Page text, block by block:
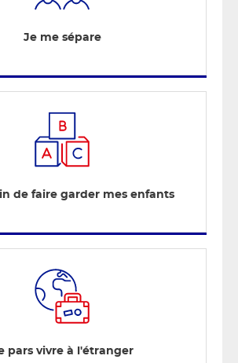
Je me sépare
de faire garder mes enfants
pars vivre à l'étranger